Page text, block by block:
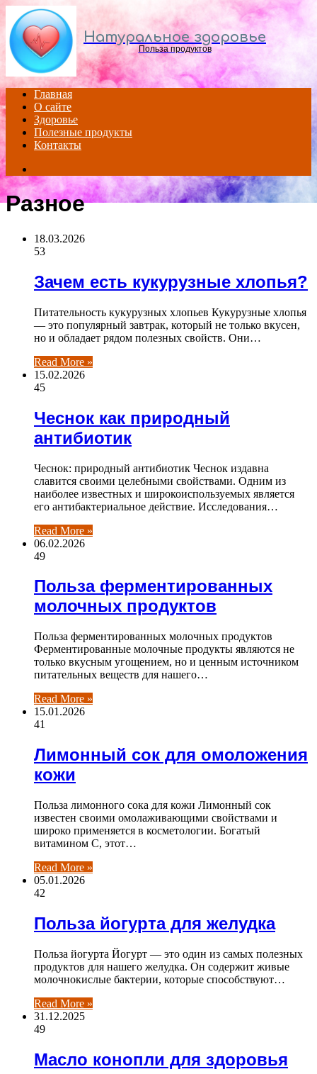
Натуральное здоровье
Польза продуктов
Главная
О сайте
Здоровье
Полезные продукты
Контакты
for
Разное
18.03.2026
53
Зачем есть кукурузные хлопья?
Питательность кукурузных хлопьев Кукурузные хлопья
— это популярный завтрак, который не только вкусен,
но и обладает рядом полезных свойств. Они…
Read More »
15.02.2026
45
Чеснок как природный
антибиотик
Чеснок: природный антибиотик Чеснок издавна
славится своими целебными свойствами. Одним из
наиболее известных и широкоиспользуемых является
его антибактериальное действие. Исследования…
Read More »
06.02.2026
49
Польза ферментированных
молочных продуктов
Польза ферментированных молочных продуктов
Ферментированные молочные продукты являются не
только вкусным угощением, но и ценным источником
питательных веществ для нашего…
Read More »
15.01.2026
41
Лимонный сок для омоложения
кожи
Польза лимонного сока для кожи Лимонный сок
известен своими омолаживающими свойствами и
широко применяется в косметологии. Богатый
витамином C, этот…
Read More »
05.01.2026
42
Польза йогурта для желудка
Польза йогурта Йогурт — это один из самых полезных
продуктов для нашего желудка. Он содержит живые
молочнокислые бактерии, которые способствуют…
Read More »
31.12.2025
49
Масло конопли для здоровья